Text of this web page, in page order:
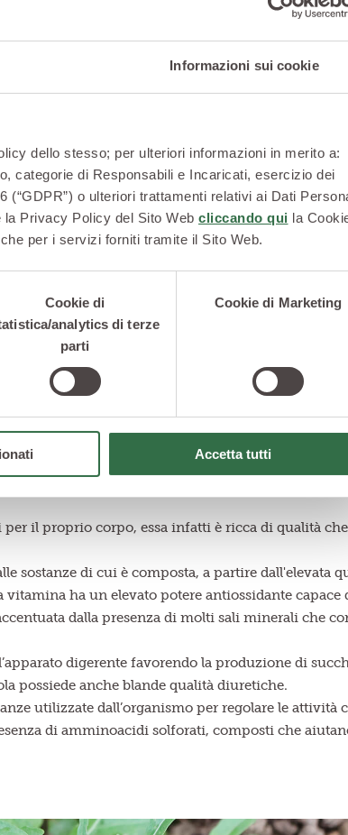
Informazioni sui cookie
dello stesso; per ulteriori informazioni in merito a:
categorie di Responsabili e Incaricati, esercizio dei
o ulteriori trattamenti relativi ai Dati
Privacy Policy del Sito Web cliccando qui la
per i servizi forniti tramite il Sito Web.
Cookie di
analytics di terze
parti
Cookie di Marketing
Accetta tutti
il proprio corpo, essa infatti è ricca di qualità
sostanze di cui è composta, a partire dall'elevata
ha un elevato potere antiossidante capace
dalla presenza di molti sali minerali che
digerente favorendo la produzione di
possiede anche blande qualità diuretiche.
utilizzate dall’organismo per regolare le attività
di amminoacidi solforati, composti che